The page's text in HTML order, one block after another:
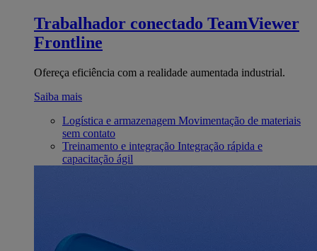
Trabalhador conectado TeamViewer
Frontline
Ofereça eficiência com a realidade aumentada industrial.
Saiba mais
Logística e armazenagem Movimentação de materiais
sem contato
Treinamento e integração Integração rápida e
capacitação ágil